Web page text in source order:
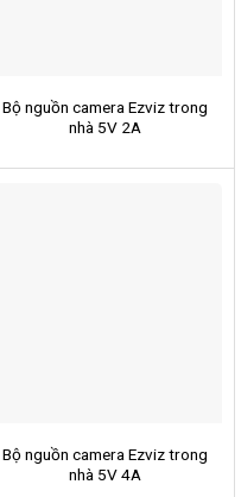
Bộ nguồn camera Ezviz trong
nhà 5V 2A
Bộ nguồn camera Ezviz trong
nhà 5V 4A